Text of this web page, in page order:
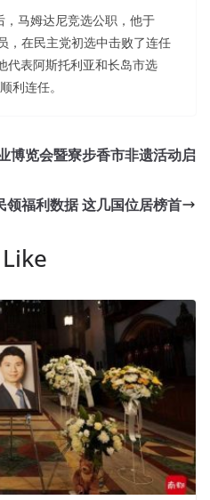
马姆达尼竞选公职，他于
，在民主党初选中击败了连任
代表阿斯托利亚和长岛市选
利连任。
博览会暨寮步香市非遗活动启
领福利数据 这几国位居榜首